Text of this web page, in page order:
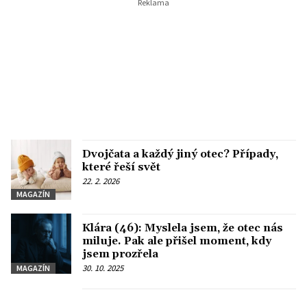
MAGAZÍN
Dvojčata a každý jiný otec? Případy,
které řeší svět
22. 2. 2026
MAGAZÍN
Klára (46): Myslela jsem, že otec nás
miluje. Pak ale přišel moment, kdy
jsem prozřela
30. 10. 2025